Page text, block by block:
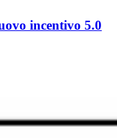
incentivo 5.0